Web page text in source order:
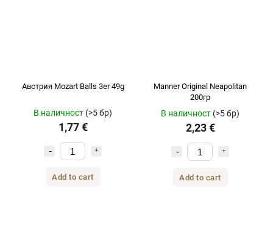
Австрия Mozart Balls 3er 49g
В наличност (>5 бр)
1,77 €
Add to cart
Manner Original Neapolitan
200гр
В наличност (>5 бр)
2,23 €
Add to cart